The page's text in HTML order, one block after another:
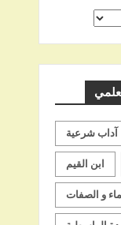
آداب شرعية
ابن القيم
و الصفات